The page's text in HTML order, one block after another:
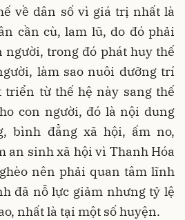
về dân số vì giá trị nhất là
cần cù, lam lũ, do đó phải
người, trong đó phát huy thế
làm sao nuôi dưỡng trí
triển từ thế hệ này sang thế
con người, đó là nội dung
bình đẳng xã hội, ấm no,
an sinh xã hội vì Thanh Hóa
nên phải quan tâm lĩnh
đã nỗ lực giảm nhưng tỷ lệ
nhất là tại một số huyện.